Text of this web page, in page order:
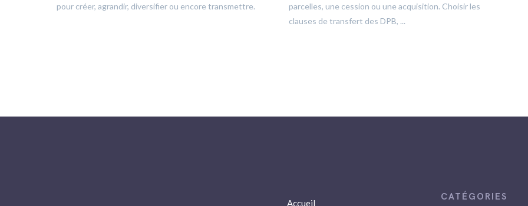
pour créer, agrandir, diversifier ou encore transmettre.
parcelles, une cession ou une acquisition. Choisir les
clauses de transfert des DPB, ...
Accueil